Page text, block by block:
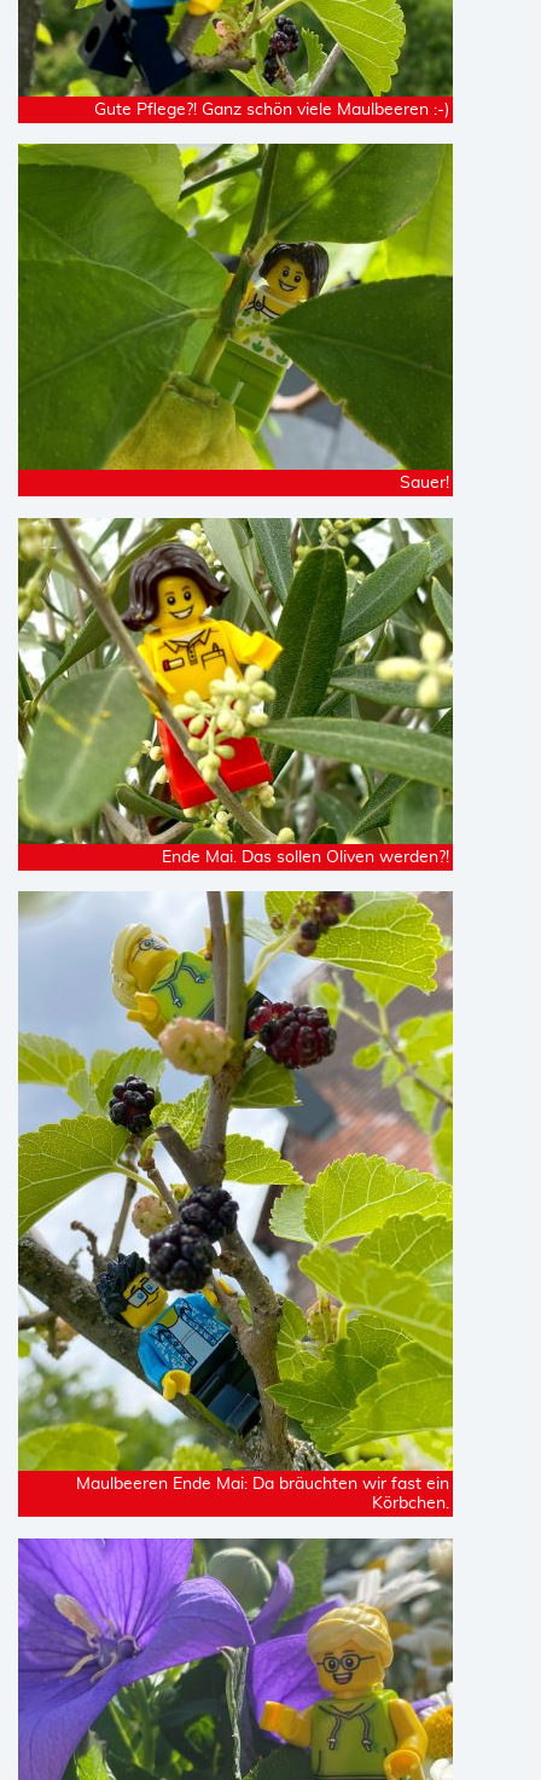
Gute Pflege?! Ganz schön viele Maulbeeren :-)
Sauer!
Ende Mai. Das sollen Oliven werden?!
Maulbeeren Ende Mai: Da bräuchten wir fast ein
Körbchen.